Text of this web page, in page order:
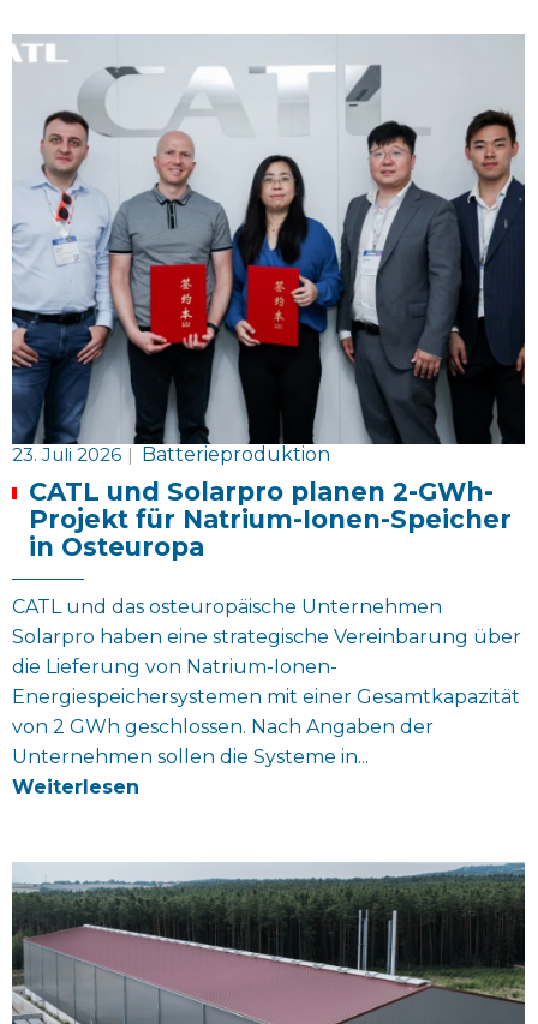
23. Juli 2026 | Batterieproduktion
CATL und Solarpro planen 2-GWh-
Projekt für Natrium-Ionen-Speicher
in Osteuropa
CATL und das osteuropäische Unternehmen
Solarpro haben eine strategische Vereinbarung über
die Lieferung von Natrium-Ionen-
Energiespeichersystemen mit einer Gesamtkapazität
von 2 GWh geschlossen. Nach Angaben der
Unternehmen sollen die Systeme in...
Weiterlesen